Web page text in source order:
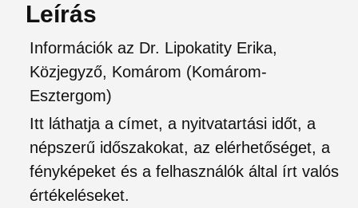
Leírás
Információk az Dr. Lipokatity Erika,
Közjegyző, Komárom (Komárom-
Esztergom)
Itt láthatja a címet, a nyitvatartási időt, a
népszerű időszakokat, az elérhetőséget, a
fényképeket és a felhasználók által írt valós
értékeléseket.